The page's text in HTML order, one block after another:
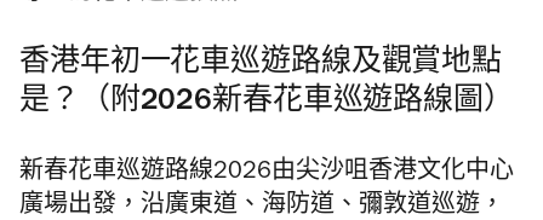
香港年初一花車巡遊路線及觀賞地點
是？（附2026新春花車巡遊路線圖）
新春花車巡遊路線2026由尖沙咀香港文化中心
廣場出發，沿廣東道、海防道、彌敦道巡遊，